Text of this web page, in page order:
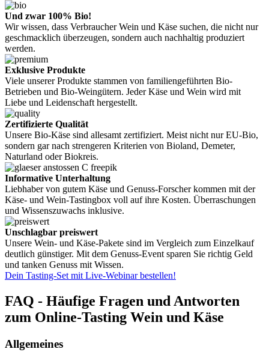
Und zwar 100% Bio!
Wir wissen, dass Verbraucher Wein und Käse suchen, die nicht nur
geschmacklich überzeugen, sondern auch nachhaltig produziert
werden.
Exklusive Produkte
Viele unserer Produkte stammen von familiengeführten Bio-
Betrieben und Bio-Weingütern. Jeder Käse und Wein wird mit
Liebe und Leidenschaft hergestellt.
Zertifizierte Qualität
Unsere Bio-Käse sind allesamt zertifiziert. Meist nicht nur EU-Bio,
sondern gar nach strengeren Kriterien von Bioland, Demeter,
Naturland oder Biokreis.
Informative Unterhaltung
Liebhaber von gutem Käse und Genuss-Forscher kommen mit der
Käse- und Wein-Tastingbox voll auf ihre Kosten. Überraschungen
und Wissenszuwachs inklusive.
Unschlagbar preiswert
Unsere Wein- und Käse-Pakete sind im Vergleich zum Einzelkauf
deutlich günstiger. Mit dem Genuss-Event sparen Sie richtig Geld
und tanken Genuss mit Wissen.
Dein Tasting-Set mit Live-Webinar bestellen!
FAQ - Häufige Fragen und Antworten
zum Online-Tasting Wein und Käse
Allgemeines